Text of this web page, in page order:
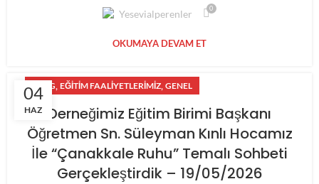
Yesevialperenler 0
OKUMAYA DEVAM ET
04
HAZ
BLOG, EĞITIM FAALIYETLERIMIZ, GENEL
Derneğimiz Eğitim Birimi Başkanı
Öğretmen Sn. Süleyman Kınlı Hocamız
İle “Çanakkale Ruhu” Temalı Sohbeti
Gerçekleştirdik – 19/05/2026